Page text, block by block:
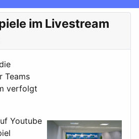
im Livestream
Teams
verfolgt
Youtube